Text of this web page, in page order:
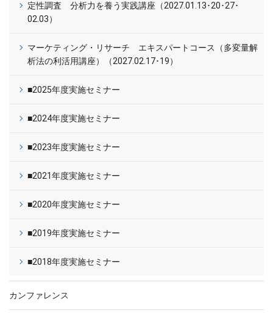
定性調査 分析力を養う実践講座（2027.01.13･20･27･
02.03）
マーケティング・リサーチ エキスパートコース（多変量解
析法の利活用講座）（2027.02.17･19）
■2025年度実施セミナー
■2024年度実施セミナー
■2023年度実施セミナー
■2021年度実施セミナー
■2020年度実施セミナー
■2019年度実施セミナー
■2018年度実施セミナー
カンファレンス